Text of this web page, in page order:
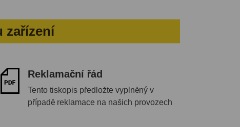
zařízení
Reklamační řád
Tento tiskopis předložte vyplněný v
případě reklamace na našich provozech